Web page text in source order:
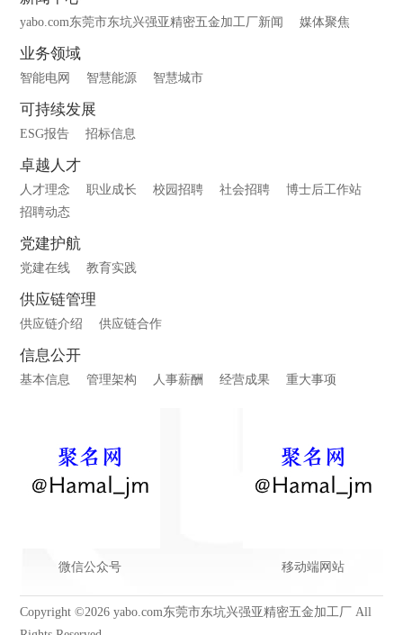
yabo.com东莞市东坑兴强亚精密五金加工厂新闻 媒体聚焦
业务领域
智能电网 智慧能源 智慧城市
可持续发展
ESG报告 招标信息
卓越人才
人才理念 职业成长 校园招聘 社会招聘
博士后工作站
招聘动态
党建护航
党建在线 教育实践
供应链管理
供应链介绍 供应链合作
信息公开
基本信息 管理架构 人事薪酬 经营成果 重大事项
微信公众号 移动端网站
Copyright ©2026 yabo.com东莞市东坑兴强亚精密五金加工厂 All